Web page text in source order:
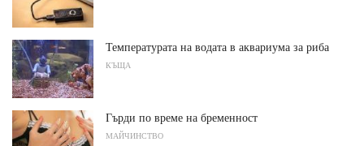
Температурата на водата в аквариума за риба
КЪЩА
Гърди по време на бременност
МАЙЧИНСТВО